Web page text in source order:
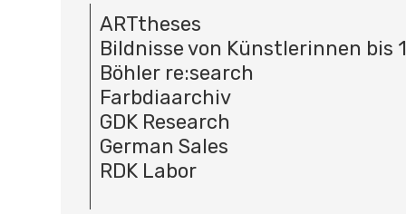
ARTtheses
Bildnisse von Künstlerinnen bis
Böhler re:search
Farbdiaarchiv
GDK Research
German Sales
RDK Labor